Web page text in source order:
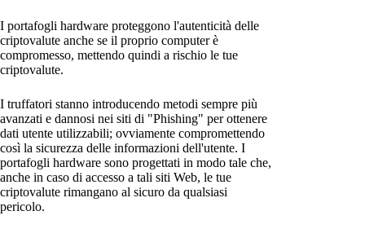
I portafogli hardware proteggono l'autenticità delle
criptovalute anche se il proprio computer è
compromesso, mettendo quindi a rischio le tue
criptovalute.
I truffatori stanno introducendo metodi sempre più
avanzati e dannosi nei siti di "Phishing" per ottenere
dati utente utilizzabili; ovviamente compromettendo
così la sicurezza delle informazioni dell'utente. I
portafogli hardware sono progettati in modo tale che,
anche in caso di accesso a tali siti Web, le tue
criptovalute rimangano al sicuro da qualsiasi
pericolo.